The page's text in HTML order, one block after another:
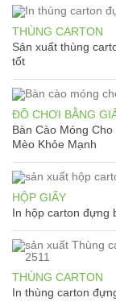
THÙNG CARTON
Sản xuất thùng
tốt
ĐỒ CHƠI BẰNG
Bàn Cào Móng
Mèo Khỏe Mạnh
HỘP GIẤY
In hộp carton đựng
THÙNG CARTON
In thùng carton